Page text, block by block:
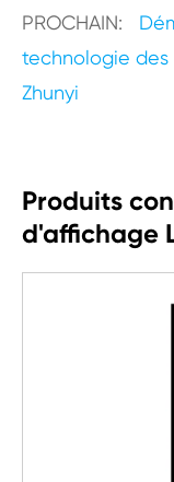
PROCHAIN:
technologie des
Zhunyi
Produits
d'affichage